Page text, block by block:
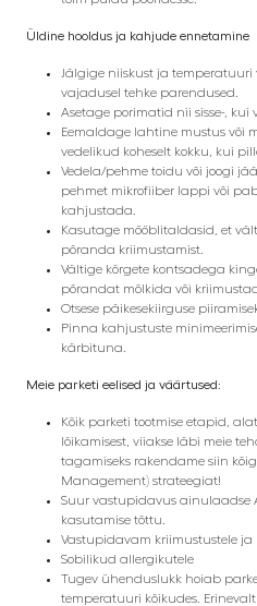
Üldine hooldus ja kahjude ennetamine
Jälgige niiskust ja
vajadusel tehke parendused.
Asetage porimatid nii sisse-, kui
Eemaldage lahtine mustus või
vedelikud koheselt kokku, kui
Vedela/pehme toidu või joogi
pehmet mikrofiiber lappi või
kahjustada.
Kasutage mööblitaldasid, et
põranda kriimustamist.
Vältige kõrgete kontsadega
põrandat mõlkida või
Otsese päikesekiirguse
Pinna kahjustuste
kärbituna.
Meie parketi eelised ja väärtused:
Kõik parketi tootmise etapid,
lõikamisest, viiakse läbi meie
tagamiseks rakendame siin
Management) strateegiat!
Suur vastupidavus ainulaadse
kasutamise tõttu.
Vastupidavam kriimustustele ja
Sobilikud allergikutele
Tugev ühenduslukk hoiab
temperatuuri kõikudes.